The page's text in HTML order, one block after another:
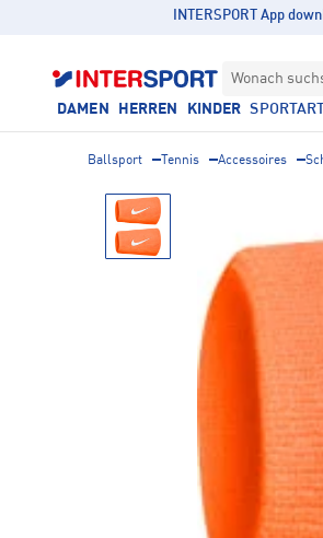
INTERSPORT App
Wonach
DAMEN HERREN KINDER
Ballsport Tennis Accessoires